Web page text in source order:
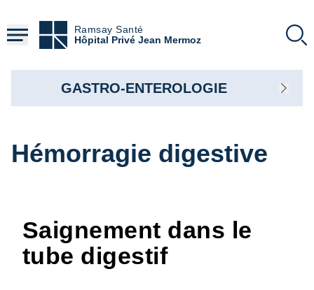
contenu
principal
Ramsay Santé
Hôpital Privé Jean Mermoz
Hémorragie digestive
Saignement dans le
tube digestif
GASTRO-ENTEROLOGIE